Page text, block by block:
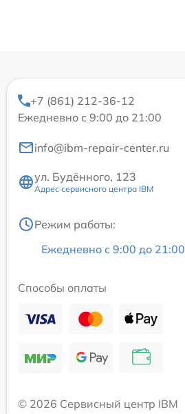
+7 (861) 212-36-12
Ежедневно с 9:00 до 21:00
info@ibm-repair-center.ru
ул. Будённого, 123
Адрес сервисного центра IBM
Режим работы:
Ежедневно с 9:00 до 21:00
Способы оплаты
© 2026 Сервисный центр IBM